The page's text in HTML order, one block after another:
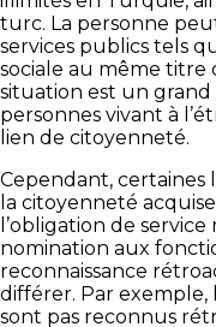
turc. La personne
services publics tels
sociale au même titre
situation est un
personnes vivant à
lien de citoyenneté.
Cependant, certaines
la citoyenneté
l’obligation de
nomination aux
reconnaissance
différer. Par exemple,
sont pas reconnus